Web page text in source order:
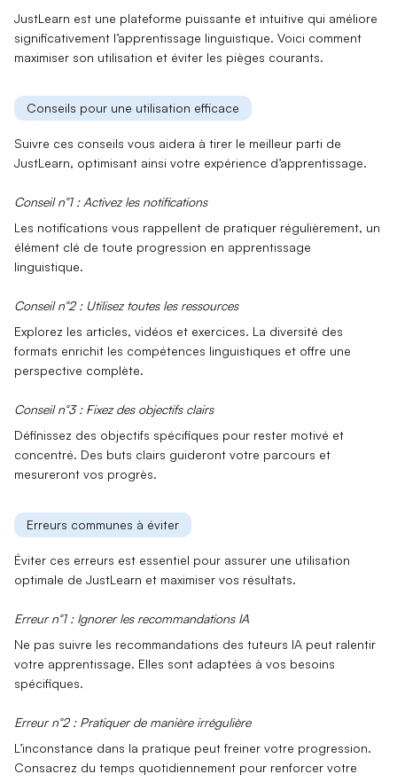
JustLearn est une plateforme puissante et intuitive qui améliore
significativement l’apprentissage linguistique. Voici comment
maximiser son utilisation et éviter les pièges courants.
Conseils pour une utilisation efficace
Suivre ces conseils vous aidera à tirer le meilleur parti de
JustLearn, optimisant ainsi votre expérience d’apprentissage.
Conseil n°1 : Activez les notifications
Les notifications vous rappellent de pratiquer régulièrement, un
élément clé de toute progression en apprentissage
linguistique.
Conseil n°2 : Utilisez toutes les ressources
Explorez les articles, vidéos et exercices. La diversité des
formats enrichit les compétences linguistiques et offre une
perspective complète.
Conseil n°3 : Fixez des objectifs clairs
Définissez des objectifs spécifiques pour rester motivé et
concentré. Des buts clairs guideront votre parcours et
mesureront vos progrès.
Erreurs communes à éviter
Éviter ces erreurs est essentiel pour assurer une utilisation
optimale de JustLearn et maximiser vos résultats.
Erreur n°1 : Ignorer les recommandations IA
Ne pas suivre les recommandations des tuteurs IA peut ralentir
votre apprentissage. Elles sont adaptées à vos besoins
spécifiques.
Erreur n°2 : Pratiquer de manière irrégulière
L’inconstance dans la pratique peut freiner votre progression.
Consacrez du temps quotidiennement pour renforcer votre